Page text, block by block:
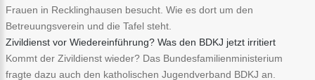
Frauen in Recklinghausen besucht. Wie es dort um den
Betreuungsverein und die Tafel steht.
Zivildienst vor Wiedereinführung? Was den BDKJ jetzt irritiert
Kommt der Zivildienst wieder? Das Bundesfamilienministerium
fragte dazu auch den katholischen Jugendverband BDKJ an.